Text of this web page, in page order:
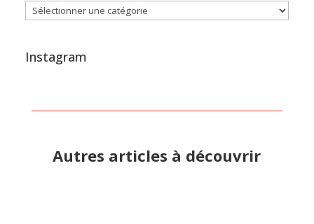
Catégories
Instagram
Autres articles à découvrir